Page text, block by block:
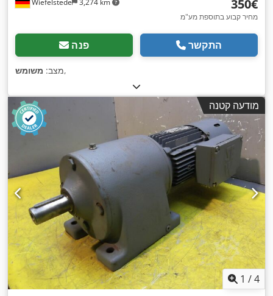
‏350 ‏€
מחיר קבוע בתוספת מע"מ
פנה התקשר
מצב: משומש ,
מודעה קטנה
1 /4